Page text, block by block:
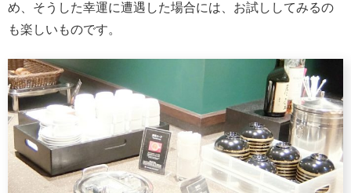
め、そうした幸運に遭遇した場合には、お試ししてみるの
も楽しいものです。